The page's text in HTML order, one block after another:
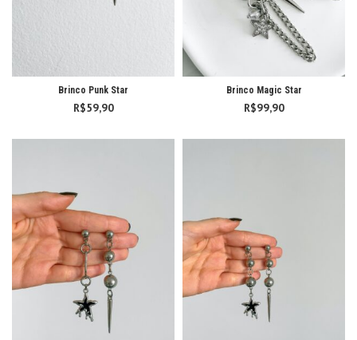
Brinco Punk Star
R$59,90
Brinco Magic Star
R$99,90